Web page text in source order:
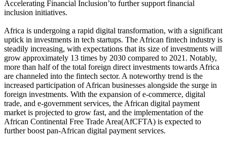
Accelerating Financial Inclusion’to further support financial
inclusion initiatives.
Africa is undergoing a rapid digital transformation, with a significant
uptick in investments in tech startups. The African fintech industry is
steadily increasing, with expectations that its size of investments will
grow approximately 13 times by 2030 compared to 2021. Notably,
more than half of the total foreign direct investments towards Africa
are channeled into the fintech sector. A noteworthy trend is the
increased participation of African businesses alongside the surge in
foreign investments. With the expansion of e-commerce, digital
trade, and e-government services, the African digital payment
market is projected to grow fast, and the implementation of the
African Continental Free Trade Area(AfCFTA) is expected to
further boost pan-African digital payment services.